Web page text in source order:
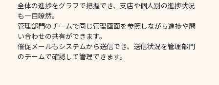
全体の進捗をグラフで把握でき、支店や個人別の進捗状況
も一目瞭然。
管理部門のチームで同じ管理画面を参照しながら進捗や問
い合わせの共有ができます。
催促メールもシステムから送信でき、送信状況を管理部門
のチームで確認して管理できます。